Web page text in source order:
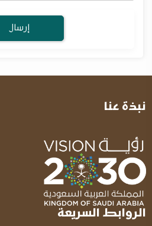
نبذة عنا
الروابط السريعة